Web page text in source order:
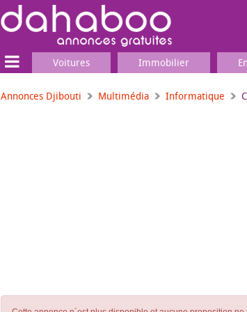
Voitures Immobilier
Annonces Djibouti Multimédia Informatique